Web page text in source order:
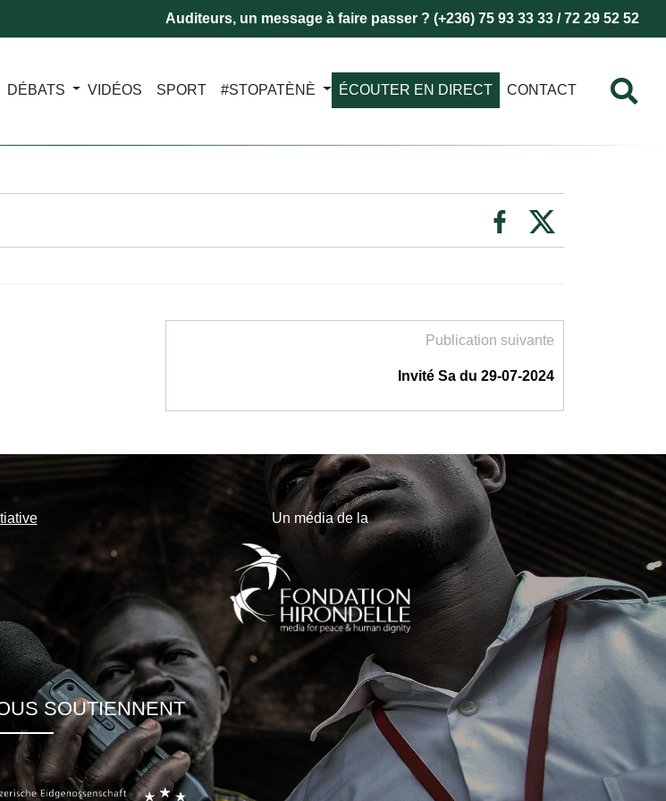
Auditeurs, un message à faire passer ? (+236) 75 93 33 33 / 72 29 52 52
DÉBATS VIDÉOS SPORT #STOPATÈNÈ ÉCOUTER EN DIRECT CONTACT
Publication suivante
Invité Sa du 29-07-2024
Un média de la
SOUTIENNENT